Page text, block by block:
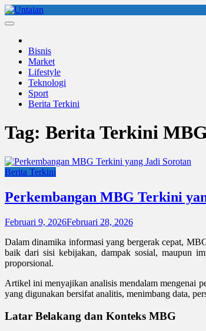
Skip
to
Bisnis
Market
Lifestyle
Teknologi
Sport
Berita Terkini
Tag: Berita Terkini
Berita Terkini
Perkembangan MBG Terkini
Februari 9, 2026Februari 28, 2026
Dalam dinamika informasi yang bergerak cepat,
baik dari sisi kebijakan, dampak sosial, maupun
proporsional.
Artikel ini menyajikan analisis mendalam mengenai
yang digunakan bersifat analitis, menimbang data,
Latar Belakang dan Konteks MBG